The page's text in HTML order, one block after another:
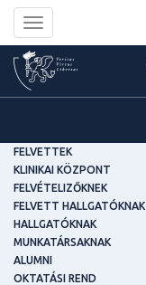
Toggle
navigation
FELVETTEK
KLINIKAI KÖZPONT
FELVÉTELIZŐKNEK
FELVETT HALLGATÓKNAK
HALLGATÓKNAK
MUNKATÁRSAKNAK
ALUMNI
OKTATÁSI REND